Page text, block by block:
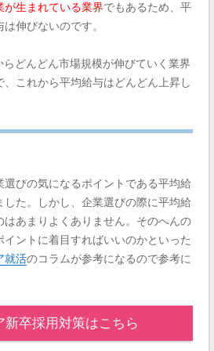
が生まれている業界でもあるため、平
伸びないのです。
らどんどん市場規模が伸びていく業界
これから平均給与はどんどん上昇し
選びの気になるポイントである平均給
た。しかし、企業選びの際に平均給
あまりよくありません。そのへんの
ントに着目すればいいのかといった
就活のコラムが参考になるので参考に
新卒採用対策はこちら